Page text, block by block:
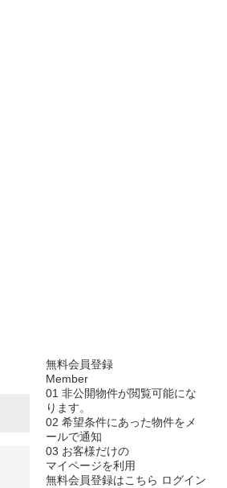
無料会員登録
Member
01 非公開物件が閲覧可能にな
ります。
02 希望条件にあった物件をメ
ールで通知
03 お客様だけの
マイページを利用
無料会員登録はこちら ログイン